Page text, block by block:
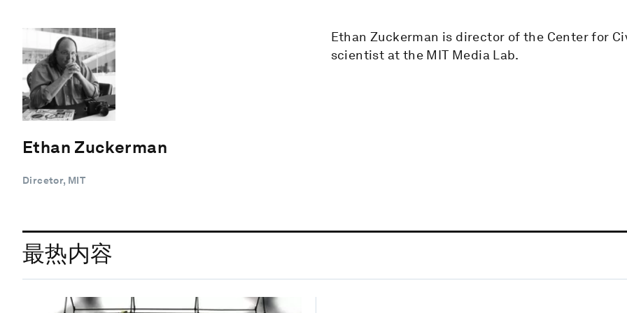
Ethan Zuckerman
Dircetor, MIT
Ethan Zuckerman is director of the Center for
scientist at the MIT Media Lab.
最热内容